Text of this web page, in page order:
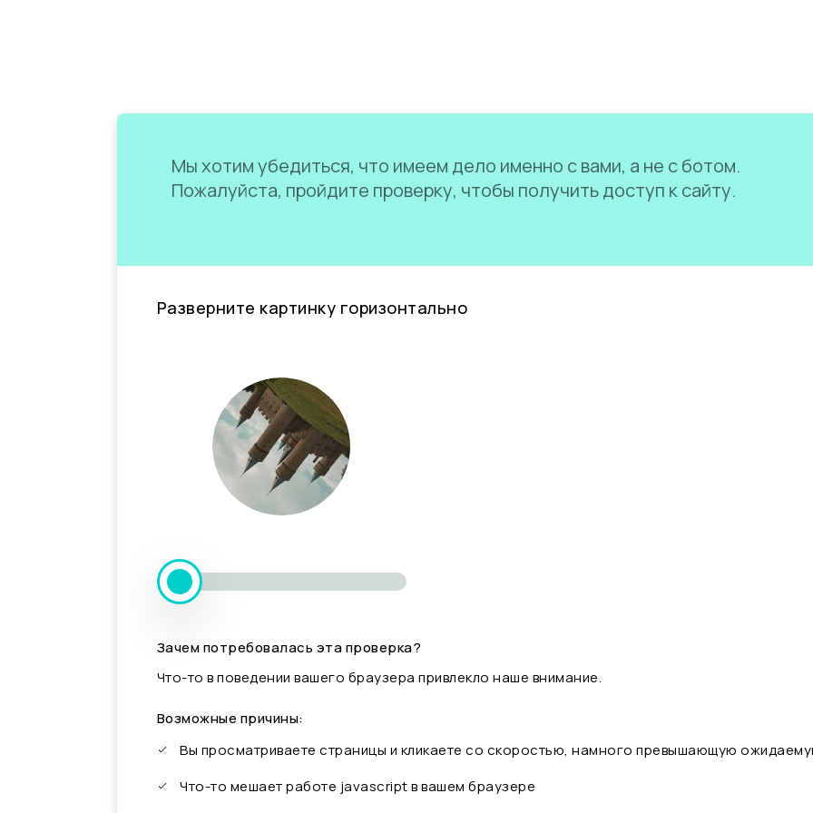
Мы хотим убедиться, что имеем дело именно с вами, а не с ботом.
Пожалуйста, пройдите проверку, чтобы получить доступ к сайту.
Разверните картинку горизонтально
Зачем потребовалась эта проверка?
Что-то в поведении вашего браузера привлекло наше внимание.
Возможные причины:
Вы просматриваете страницы и кликаете со скоростью, намного превышающую
Что-то мешает работе javascript в вашем браузере